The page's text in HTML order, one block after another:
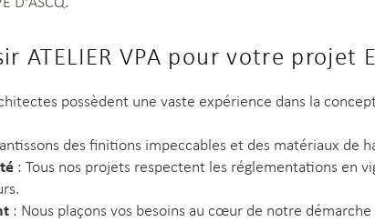
ATELIER VPA pour votre projet
possèdent une vaste expérience dans la
des finitions impeccables et des matériaux de
: Tous nos projets respectent les réglementations en
: Nous plaçons vos besoins au cœur de notre